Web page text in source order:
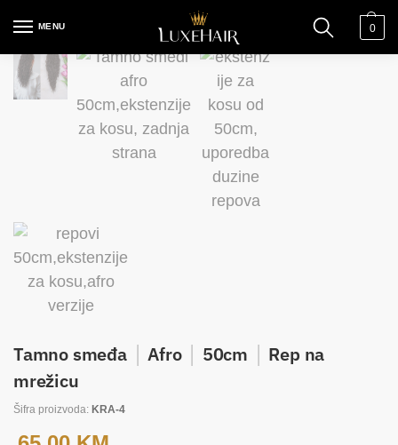
MENU 0
Tamno smeđa Afro 50cm
Rep na
mrežicu
Šifra proizvoda: KRA-4